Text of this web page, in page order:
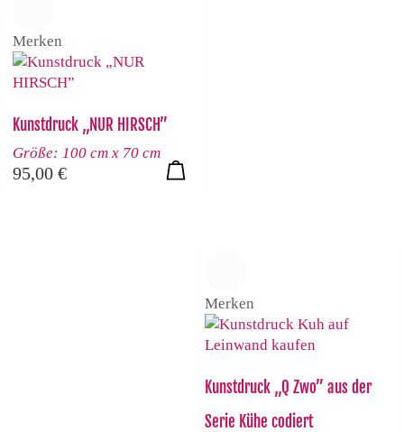
Merken
Kunstdruck „NUR HIRSCH”
Größe: 100 cm x 70 cm
95,00 €
Merken
Kunstdruck „Q Zwo” aus der
Serie Kühe codiert